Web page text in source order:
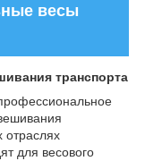
весы
транспорта
отраслях
для весового